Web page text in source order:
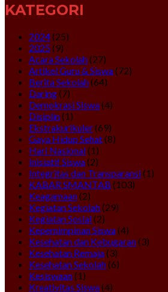
KATEGORI
2024(25)
2025(9)
Acara Sekolah(27)
Artikel Guru & Siswa(72)
Berita Sekolah(64)
Daring(7)
Demokrasi Siswa(4)
Disiplin(1)
Ekstrakurikuler(69)
Gaya Hidup Sehat(8)
Hari Nasional(1)
Inisiatif Siswa(2)
Integritas dan Transparansi(1)
KABAR SMANTAB (103)
Keagamaan(2)
Kegiatan Sekolah(29)
Kegiatan Sosial(2)
Kepemimpinan Siswa(4)
Kesehatan dan Kebugaran(3)
Kesehatan Remaja(3)
Kesehatan Sekolah(6)
Kesiswaan(1)
Kreativitas Siswa(4)